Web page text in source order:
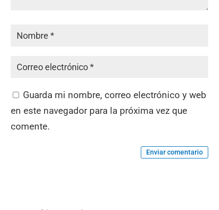
Guarda mi nombre, correo electrónico y web
en este navegador para la próxima vez que
comente.
Enviar comentario